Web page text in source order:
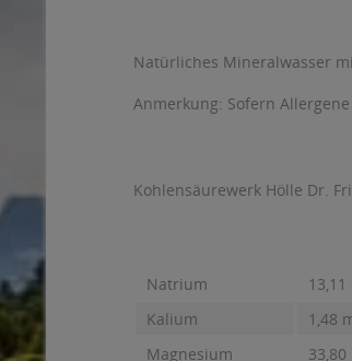
Natürliches Mineralwasser
Anmerkung: Sofern
Kohlensäurewerk Hölle Dr.
Natrium
13,11
Kalium
1,48
Magnesium
33,80